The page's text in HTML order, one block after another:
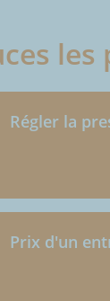
Régler la
Prix d'un